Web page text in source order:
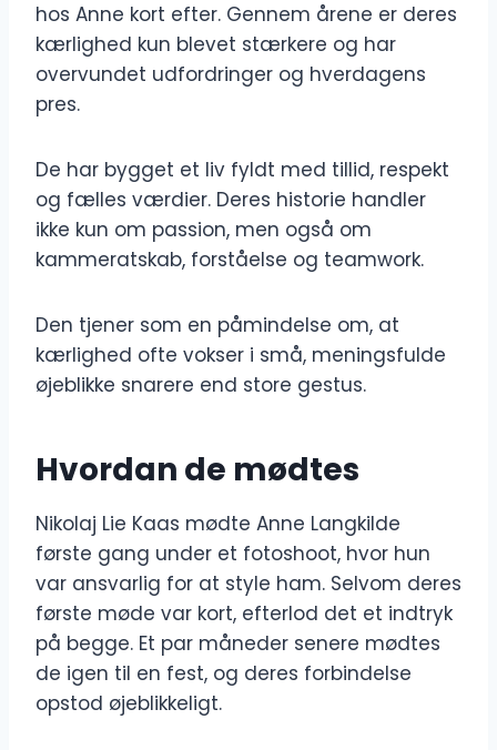
hos Anne kort efter. Gennem årene er deres
kærlighed kun blevet stærkere og har
overvundet udfordringer og hverdagens
pres.
De har bygget et liv fyldt med tillid, respekt
og fælles værdier. Deres historie handler
ikke kun om passion, men også om
kammeratskab, forståelse og teamwork.
Den tjener som en påmindelse om, at
kærlighed ofte vokser i små, meningsfulde
øjeblikke snarere end store gestus.
Hvordan de mødtes
Nikolaj Lie Kaas mødte Anne Langkilde
første gang under et fotoshoot, hvor hun
var ansvarlig for at style ham. Selvom deres
første møde var kort, efterlod det et indtryk
på begge. Et par måneder senere mødtes
de igen til en fest, og deres forbindelse
opstod øjeblikkeligt.